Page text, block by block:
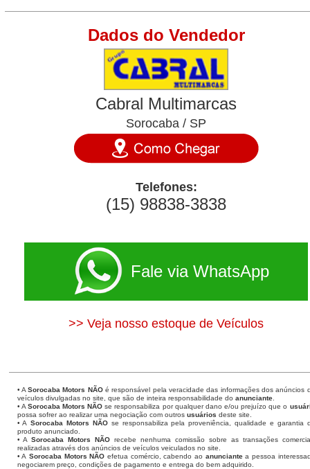
Dados do Vendedor
Cabral Multimarcas
Sorocaba / SP
Telefones:
(15) 98838-3838
Fale via WhatsApp
>> Veja nosso estoque de Veículos
• ASorocaba Motors NÃOé responsável pela veracidade das informações dos anúncios
veículos divulgadas no site, que são de inteira responsabilidade do anunciante.
• A Sorocaba Motors NÃO se responsabiliza por qualquer dano e/ou prejuízo que o
possa sofrer ao realizar uma negociação com outros usuários deste site.
• A Sorocaba Motors NÃOse responsabiliza pela proveniência, qualidade e garantia
produto anunciado.
• ASorocaba Motors NÃO recebe nenhuma comissão sobre as transações
realizadas através dos anúncios de veículos veiculados no site.
• A Sorocaba Motors NÃO efetua comércio, cabendo ao anunciantea pessoa
negociarem preço, condições de pagamento e entrega do bem adquirido.